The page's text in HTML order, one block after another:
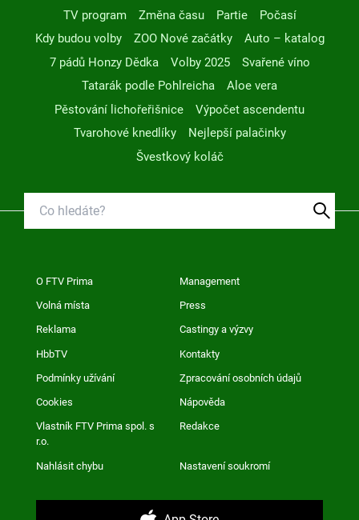
TV program
Změna času Partie
Počasí
Kdy budou volby
ZOO Nové začátky
Auto – katalog
7 pádů Honzy Dědka
Volby 2025
Svařené víno
Tatarák podle Pohlreicha
Aloe vera
Pěstování lichořeřišnice
Výpočet ascendentu
Tvarohové knedlíky
Nejlepší palačinky
Švestkový koláč
O FTV Prima Management
Volná místa Press
Reklama Castingy a výzvy
HbbTV Kontakty
Podmínky užívání Zpracování osobních údajů
Cookies Nápověda
Vlastník FTV Prima spol. s
r.o.
Redakce
Nahlásit chybu Nastavení soukromí